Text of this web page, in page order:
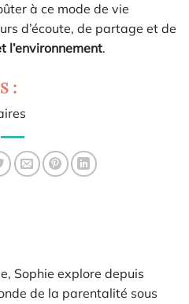
à ce mode de vie
d’écoute, de partage et de
l’environnement.
:
Sophie explore depuis
de la parentalité sous